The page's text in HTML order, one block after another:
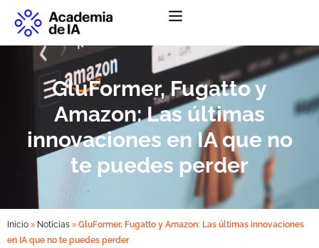
GluFormer, Fugatto y
Amazon: Las últimas
innovaciones en IA que no
te puedes perder
Inicio » Noticias » GluFormer, Fugatto y Amazon: Las últimas innovaciones
en IA que no te puedes perder